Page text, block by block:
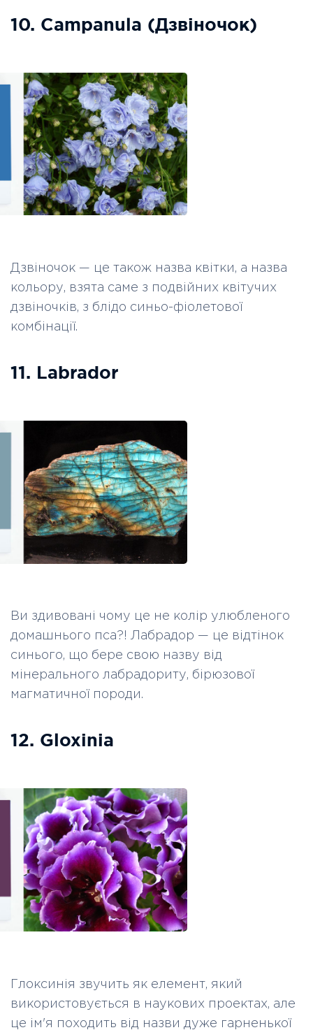
10. Campanula (Дзвіночок)
Дзвіночок — це також назва квітки, а назва
кольору, взята саме з подвійних квітучих
дзвіночків, з блідо синьо-фіолетової
комбінації.
11. Labrador
Ви здивовані чому це не колір улюбленого
домашнього пса?! Лабрадор — це відтінок
синього, що бере свою назву від
мінерального лабрадориту, бірюзової
магматичної породи.
12. Gloxinia
Глоксинія звучить як елемент, який
використовується в наукових проектах, але
це ім'я походить від назви дуже гарненької